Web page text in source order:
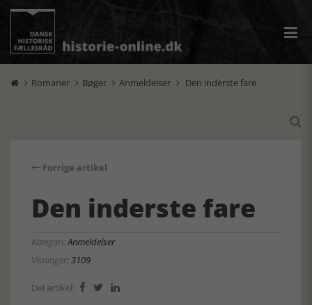
 Romaner  Bøger  Anmeldelser  Den inderste fare

Forrige artikel
Den inderste fare
Kategori:Anmeldelser
Visninger:3109
Del artikel:   